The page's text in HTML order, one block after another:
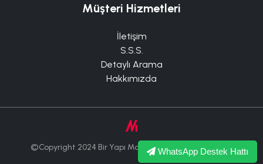
Müşteri Hizmetleri
İletişim
S.S.S.
Detaylı Arama
Hakkımızda
©Copyright 2024 Bir Yapı Market Tüm Hakları Saklıdır.
WhatsApp Destek Hattı